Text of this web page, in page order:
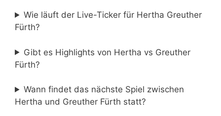
Wie läuft der Live-Ticker für Hertha Greuther
Fürth?
Gibt es Highlights von Hertha vs Greuther
Fürth?
Wann findet das nächste Spiel zwischen
Hertha und Greuther Fürth statt?